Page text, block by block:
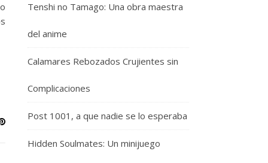
Tenshi no Tamago: Una obra maestra
del anime
Calamares Rebozados Crujientes sin
Complicaciones
Post 1001, a que nadie se lo esperaba
Hidden Soulmates: Un minijuego